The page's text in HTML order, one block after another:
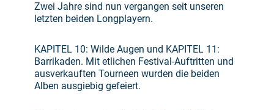
Zwei Jahre sind nun vergangen seit unseren
letzten beiden Longplayern.
KAPITEL 10: Wilde Augen und KAPITEL 11:
Barrikaden. Mit etlichen Festival-Auftritten und
ausverkauften Tourneen wurden die beiden
Alben ausgiebig gefeiert.